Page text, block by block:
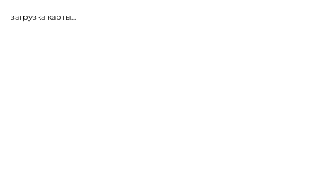
загрузка карты...